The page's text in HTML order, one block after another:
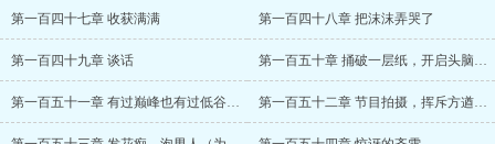
第一百四十七章 收获满满 第一百四十八章 把沫沫弄哭了
第一百四十九章 谈话 第一百五十章 捅破一层纸，开启头脑风暴
第一百五十一章 有过巅峰也有过低谷——李 第一百五十二章 节目拍摄，挥斥方遒（为谜